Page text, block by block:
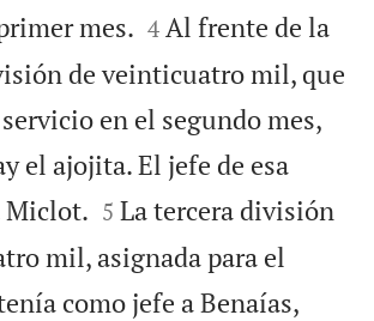
mes. 

4 Al frente de la
de veinticuatro mil, que
en el segundo mes,
el ajojita. El jefe de esa
Miclot. 

5 La tercera división
mil, asignada para el
como jefe a Benaías,